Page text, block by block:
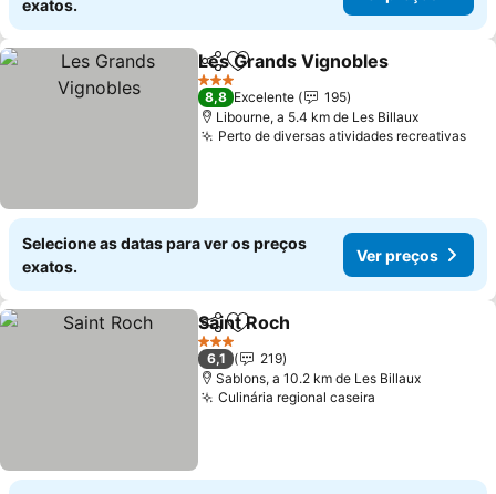
exatos.
PartilharAdicionar aos favoritos
Les Grands Vignobles
3 Estrelas
8,8 Excelente
195
Libourne, a 5.4 km de Les Billaux
Perto de diversas atividades recreativas
Selecione as datas para ver os preços
exatos.
Ver preços
PartilharAdicionar aos favoritos
Saint Roch
3 Estrelas
6,1
219
Sablons, a 10.2 km de Les Billaux
Culinária regional caseira